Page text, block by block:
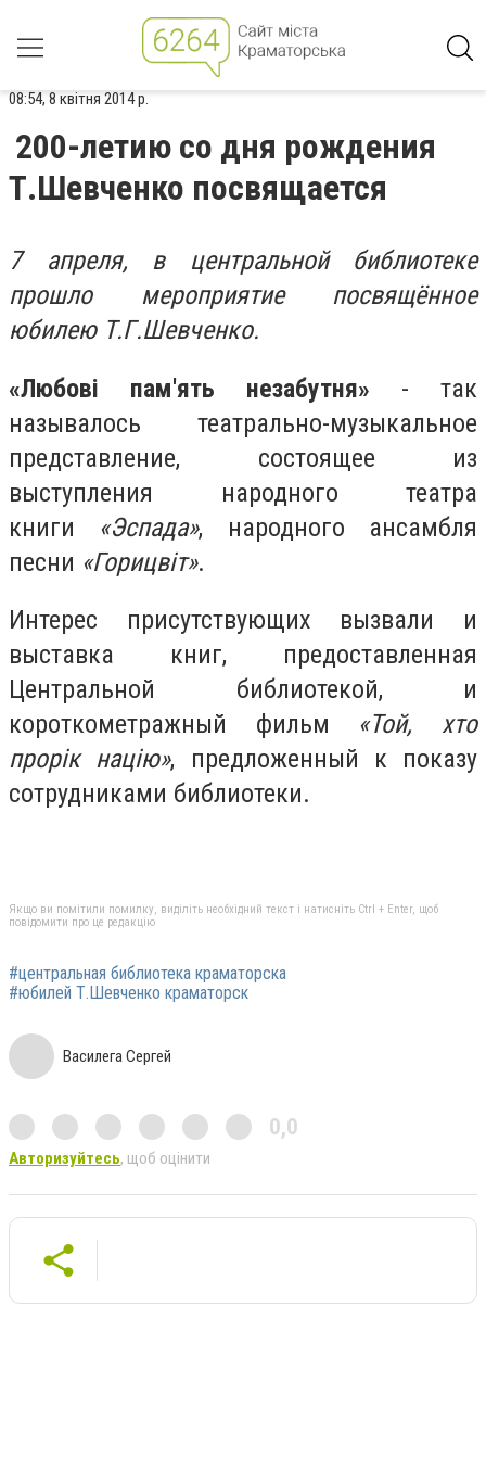
08:54, 8 квітня 2014 р.
200-летию со дня рождения
Т.Шевченко посвящается
7 апреля, в центральной библиотеке
прошло мероприятие посвящённое
юбилею Т.Г.Шевченко.
«Любові пам'ять незабутня» - так
называлось театрально-музыкальное
представление, состоящее из
выступления народного театра
книги «Эспада», народного ансамбля
песни «Горицвіт».
Интерес присутствующих вызвали и
выставка книг, предоставленная
Центральной библиотекой, и
короткометражный фильм «Той, хто
прорік націю», предложенный к показу
сотрудниками библиотеки.
Якщо ви помітили помилку, виділіть необхідний текст і натисніть Ctrl + Enter, щоб
повідомити про це редакцію
#центральная библиотека краматорска
#юбилей Т.Шевченко краматорск
Василега Сергей
0,0
Авторизуйтесь, щоб оцінити